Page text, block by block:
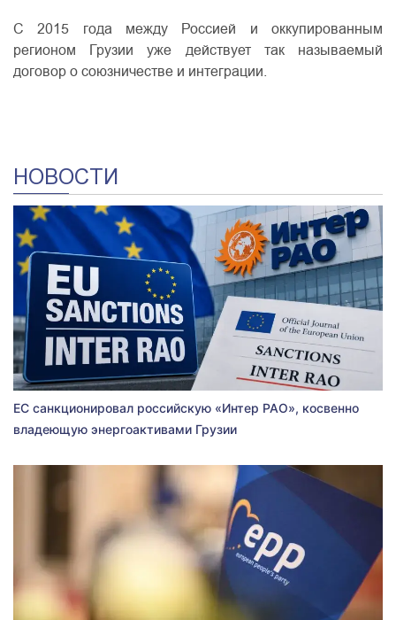
С 2015 года между Россией и оккупированным
регионом Грузии уже действует так называемый
договор о союзничестве и интеграции.
НОВОСТИ
ЕС санкционировал российскую «Интер РАО», косвенно
владеющую энергоактивами Грузии